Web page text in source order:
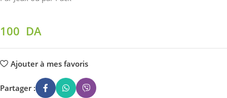
100 DA
Ajouter à mes favoris
Partager :